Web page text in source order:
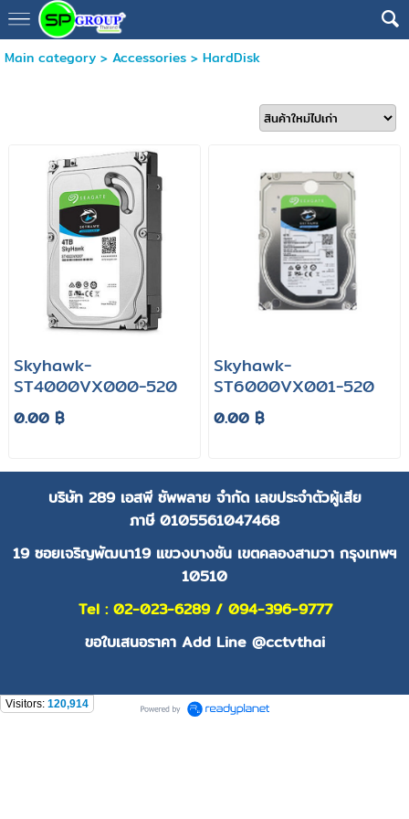
Main category> Accessories> HardDisk
Skyhawk-
ST4000VX000-520
0.00 ฿
Skyhawk-
ST6000VX001-520
0.00 ฿
บริษัท 289 เอสพี ซัพพลาย จำกัด เลขประจำตัวผู้เสีย
ภาษี 0105561047468
19 ซอยเจริญพัฒนา19 แขวงบางชัน เขตคลองสามวา กรุงเทพฯ
10510
Tel : 02-023-6289 / 094-396-9777
ขอใบเสนอราคา Add Line @cctvthai
Visitors: 120,914